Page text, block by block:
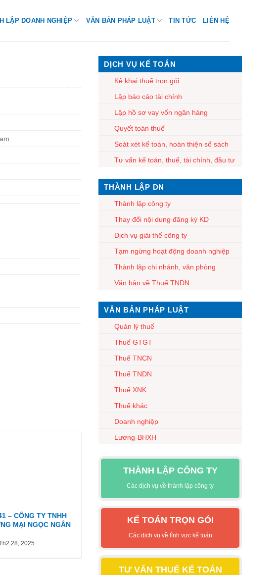
LẬP DOANH NGHIỆP VĂN BẢN PHÁP LUẬT TIN TỨC LIÊN HỆ
– CÔNG TY TNHH
MẠI NGỌC NGÂN
28, 2025
DỊCH VỤ KẾ TOÁN
Kê khai thuế trọn gói
Lập báo cáo tài chính
Lập hồ sơ vay vốn ngân hàng
Quyết toán thuế
Soát xét kế toán, hoàn thiện sổ sách
Tư vấn kế toán, thuế, tài chính, đầu tư
THÀNH LẬP DN
Thành lập công ty
Thay đổi nội dung đăng ký KD
Dịch vụ giải thể công ty
Tạm ngừng hoạt động doanh nghiệp
Thành lập chi nhánh, văn phòng
Văn bản về Thuế TNDN
VĂN BẢN PHÁP LUẬT
Quản lý thuế
Thuế GTGT
Thuế TNCN
Thuế TNDN
Thuế XNK
Thuế khác
Doanh nghiệp
Lương-BHXH
THÀNH LẬP CÔNG TY
Các dịch vụ về thành lập công ty
KẾ TOÁN TRỌN GÓI
Các dịch vụ về lĩnh vực kế toán
TƯ VẤN THUẾ KẾ TOÁN